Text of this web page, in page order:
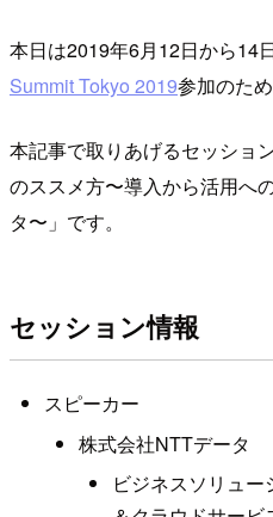
本日は2019年6月12日から14
Summit Tokyo 2019参加のた
本記事で取りあげるセッショ
のススメ方〜導入から活用へ
タ〜」です。
セッション情報
スピーカー
株式会社NTTデータ
ビジネスソリュ